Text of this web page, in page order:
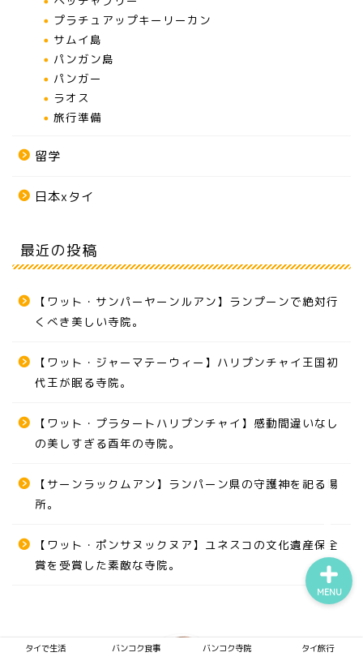
プラチュアップキーリーカン
サムイ島
パンガン島
パンガー
ラオス
旅行準備
留学
日本xタイ
最近の投稿
【ワット・サンパーヤーンルアン】ランプーンで絶対行
くべき美しい寺院。
【ワット・ジャーマテーウィー】ハリプンチャイ王国初
代王が眠る寺院。
【ワット・プラタートハリプンチャイ】感動間違いなし
の美しすぎる酉年の寺院。
【サーンラックムアン】ランパーン県の守護神を祀る場
所。
【ワット・ポンサヌックヌア】ユネスコの文化遺産保全
賞を受賞した素敵な寺院。
タイで生活 バンコク食事 バンコク寺院 タイ旅行
MENU
タイで生活